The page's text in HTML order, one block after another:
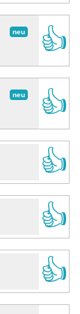
neu 👍
neu
👍
👍
👍
👍